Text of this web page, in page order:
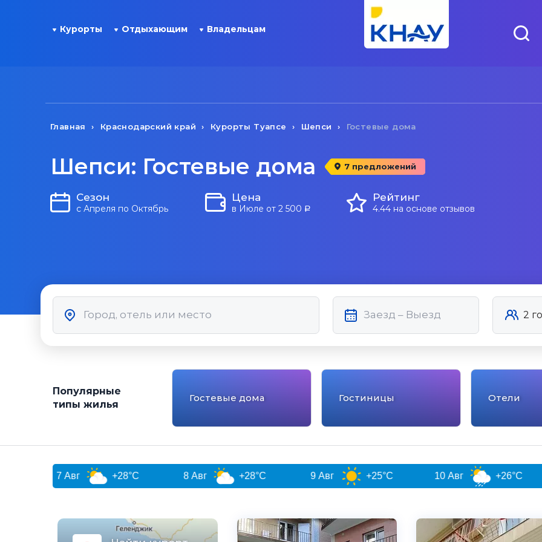
Курорты Отдыхающим Владельцам
Главная Краснодарский край Курорты Туапсе Шепси Гостевые дома
Шепси: Гостевые дома 7 предложений
Сезон
с Апреля по Октябрь
Цена
в Июле от 2 500 a
Рейтинг
4.44 на основе отзывов
Популярные
типы жилья
Гостевые дома Гостиницы Отели
+28°C 8 Авг +28°C 9 Авг +25°C 10 Авг +26°C 11 Авг